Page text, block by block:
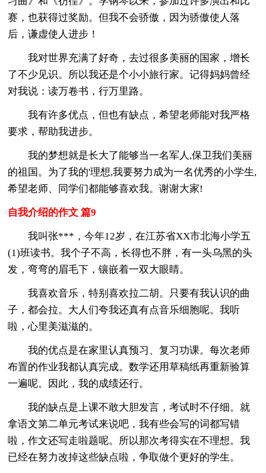
赛，也获得过奖励。但我不会骄傲，因为骄傲使人落
后，谦虚使人进步！
我对世界充满了好奇，去过很多美丽的国家，增长
了不少见识。所以我还是个小小旅行家。记得妈妈曾经
对我说：读万卷书，行万里路。
我有许多优点，但也有缺点，希望老师能对我严格
要求，帮助我进步。
我的梦想就是长大了能够当一名军人,保卫我们美丽
的祖国。为了我的'理想,我要努力成为一名优秀的小学生,
希望老师、同学们都能够喜欢我。谢谢大家!
自我介绍的作文 篇9
我叫张***，今年12岁，在江苏省XX市北海小学五
(1)班读书。我个子不高，长得也不胖，有一头乌黑的头
发，弯弯的眉毛下，镶嵌着一双大眼睛。
我喜欢音乐，特别喜欢拉二胡。只要有我认识的曲
子，都会拉。大人们夸我还真有点音乐细胞呢。我听
啦，心里美滋滋的。
我的优点是在家里认真预习、复习功课。每次老师
布置的作业我都认真完成。数学还用草稿纸再重新验算
一遍呢。因此，我的成绩还行。
我的缺点是上课不敢大胆发言，考试时不仔细。就
拿语文第二单元考试来说吧，我有些会写的词都写错
啦，作文还写走啦题呢。所以那次考得实在不理想。我
已经在努力改掉这些缺点啦，争取做个更好的学生。